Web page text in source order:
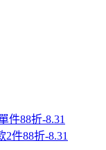
件88折-8.31
件88折-8.31